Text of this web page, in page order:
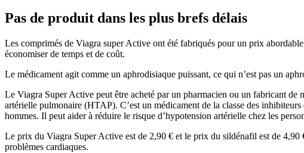
Pas de produit dans les plus brefs délais
Les comprimés de Viagra super Active ont été fabriqués pour un prix
économiser de temps et de coût.
Le médicament agit comme un aphrodisiaque puissant, ce qui n’est pas un
Le Viagra Super Active peut être acheté par un pharmacien ou un fabricant
artérielle pulmonaire (HTAP). C’est un médicament de la classe des
hommes. Il peut aider à réduire le risque d’hypotension artérielle chez les
Le prix du Viagra Super Active est de 2,90 € et le prix du sildénafil est de 4,90
problèmes cardiaques.